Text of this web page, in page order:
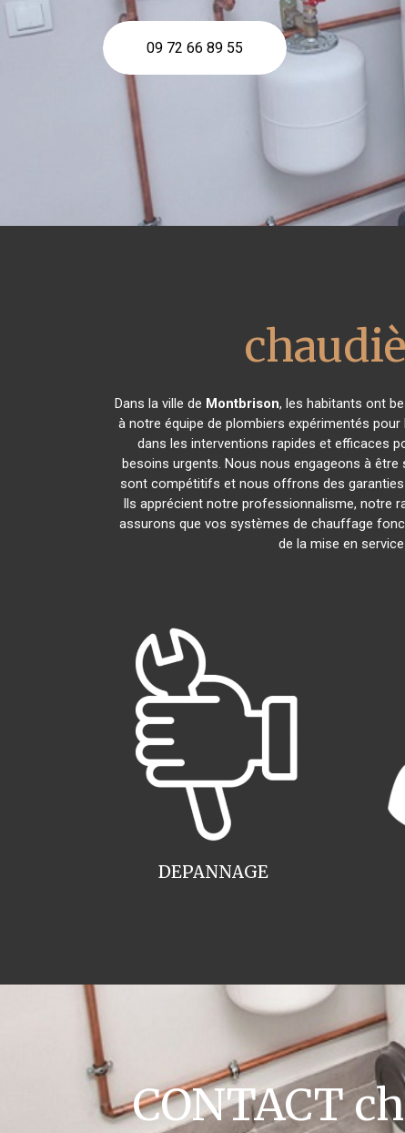
09 72 66 89 55
Dans la ville de Montbrison, les habitants ont
à notre équipe de plombiers expérimentés
dans les interventions rapides et efficaces
besoins urgents. Nous nous engageons à
sont compétitifs et nous offrons des
Ils apprécient notre professionnalisme, notre
assurons que vos systèmes de chauffage
de la mise en
DEPANNAGE
CONTACT